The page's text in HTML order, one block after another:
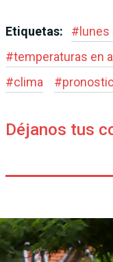
Etiquetas: #
#temperaturas en
#clima #
Déjanos tus